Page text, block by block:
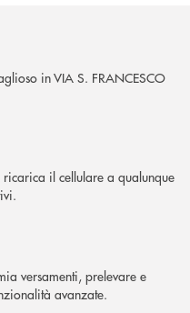
in VIA S. FRANCESCO
ricarica il cellulare a qualunque
versamenti, prelevare e
avanzate.